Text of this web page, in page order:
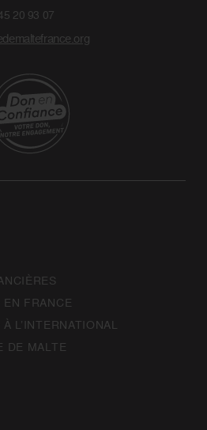
20 93 07
EN FRANCE
L’INTERNATIONAL
DE MALTE